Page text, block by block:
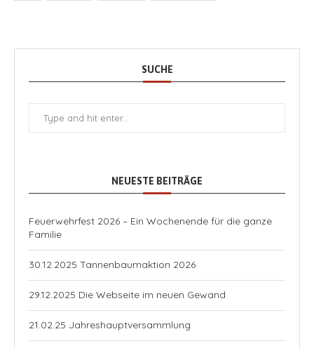
SUCHE
NEUESTE BEITRÄGE
Feuerwehrfest 2026 – Ein Wochenende für die ganze
Familie
30.12.2025 Tannenbaumaktion 2026
29.12.2025 Die Webseite im neuen Gewand
21.02.25 Jahreshauptversammlung